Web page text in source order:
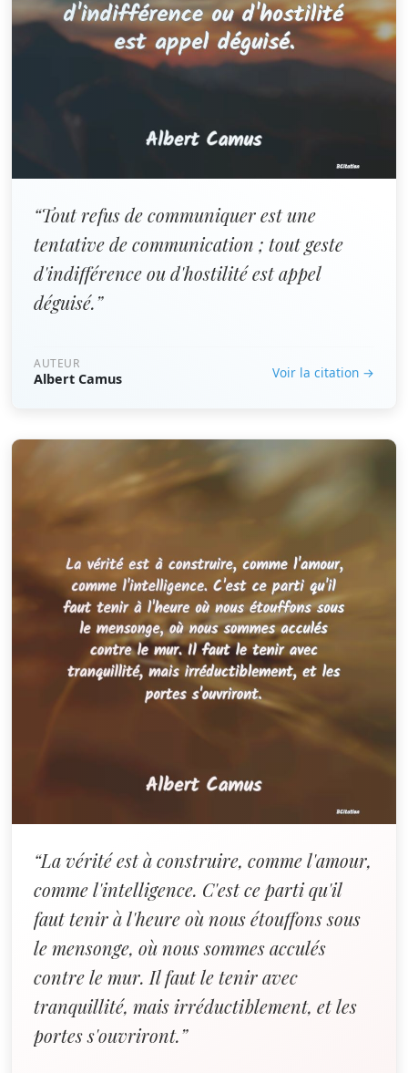
“Tout refus de communiquer est une
tentative de communication ; tout geste
d'indifférence ou d'hostilité est appel
déguisé.”
AUTEUR
Albert Camus Voir la citation →
“La vérité est à construire, comme l'amour,
comme l'intelligence. C'est ce parti qu'il
faut tenir à l'heure où nous étouffons sous
le mensonge, où nous sommes acculés
contre le mur. Il faut le tenir avec
tranquillité, mais irréductiblement, et les
portes s'ouvriront.”